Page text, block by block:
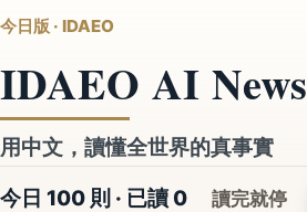
今日版 · IDAEO
IDAEO AI News
用中文，讀懂全世界的真事實
今日 100 則 · 已讀 0 讀完就停